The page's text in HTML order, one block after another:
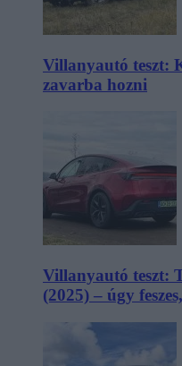
Villanyautó teszt:
zavarba hozni
Villanyautó teszt:
(2025) – úgy